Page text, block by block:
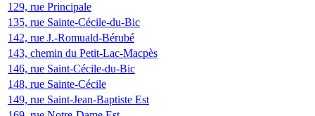
129, rue Principale
135, rue Sainte-Cécile-du-Bic
142, rue J.-Romuald-Bérubé
143, chemin du Petit-Lac-Macpès
146, rue Saint-Cécile-du-Bic
148, rue Sainte-Cécile
149, rue Saint-Jean-Baptiste Est